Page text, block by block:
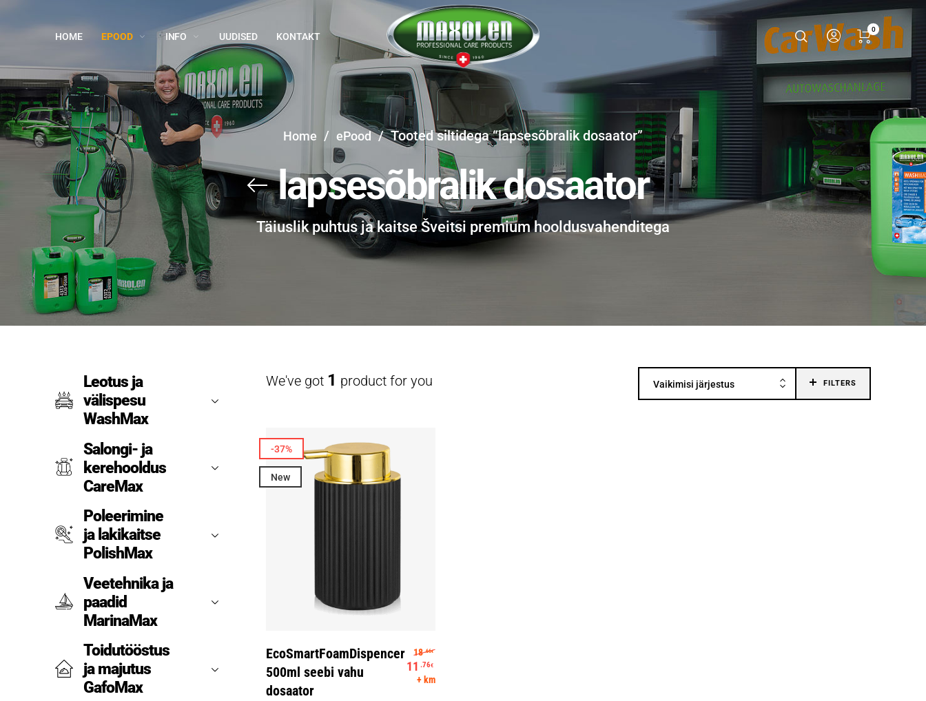
HOME EPOOD INFO UUDISED KONTAKT
0
Home / ePood / Tooted siltidega “lapsesõbralik dosaator”
lapsesõbralik dosaator
Täiuslik puhtus ja kaitse Šveitsi premium hooldusvahenditega
Leotus ja
välispesu
WashMax
Salongi- ja
kerehooldus
CareMax
Poleerimine
ja lakikaitse
PolishMax
Veetehnika ja
paadid
MarinaMax
Toidutööstus
ja majutus
GafoMax
We've got 1 product for you Vaikimisi järjestus FILTERS
-37%
New
EcoSmartFoamDispencer
500ml seebi vahu
dosaator
18.66€ Algne hind oli: 18.66€.
11 .76€
Praegune hind on: 11.76€.
+ km